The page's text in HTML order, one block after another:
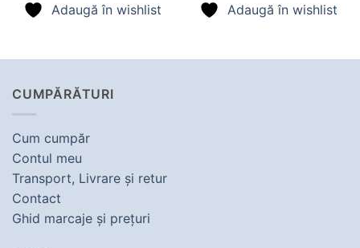
Adaugă în wishlist Adaugă în wishlist
CUMPĂRĂTURI
Cum cumpăr
Contul meu
Transport, Livrare şi retur
Contact
Ghid marcaje şi preţuri